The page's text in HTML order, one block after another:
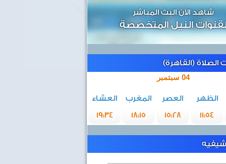
شاهد الآن البث المباشر
النيل المتخصصة
الصلاة (القاهرة)
04 سبتمبر
الظهر العصر المغرب
العشاء
11:54
15:28
18:15
19:34